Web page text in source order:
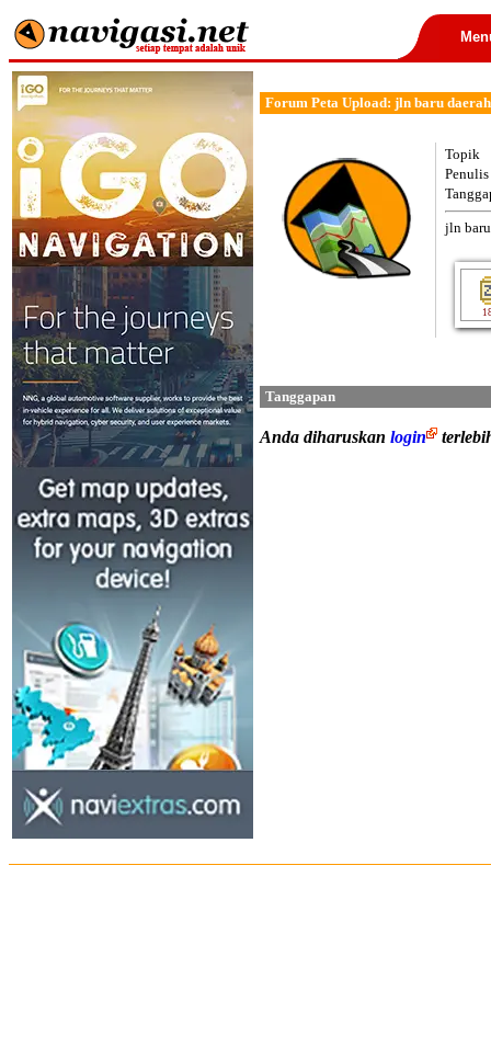
Forum Peta Upload: jln baru
Topik
Penulis
jln
Tanggapan
Anda diharuskan login